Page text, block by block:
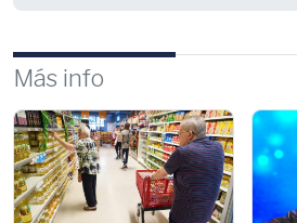
Más info